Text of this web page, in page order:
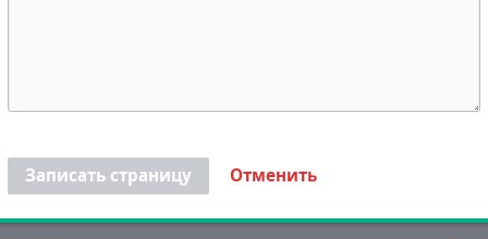
Записать страницу Отменить